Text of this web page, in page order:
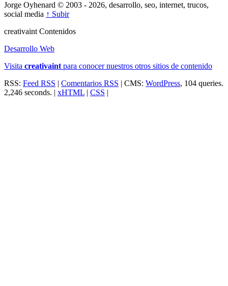
Jorge Oyhenard © 2003 - 2026, desarrollo, seo, internet, trucos,
social media ↑ Subir
creativaint Contenidos
Desarrollo Web
Visita creativaint para conocer nuestros otros sitios de contenido
RSS: Feed RSS | Comentarios RSS | CMS: WordPress, 104 queries.
2,246 seconds. | xHTML | CSS |